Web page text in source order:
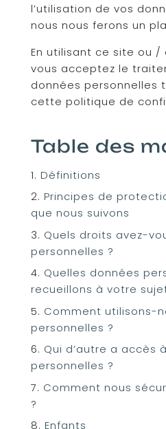
l’utilisation de vos
nous nous ferons un
En utilisant ce site ou /
vous acceptez le
données personnelles
cette politique de
Table des
Définitions
Principes de
que nous suivons
Quels droits avez-
personnelles ?
Quelles données
recueillons à votre
Comment utilisons-
personnelles ?
Qui d’autre a accès
personnelles ?
Comment nous
?
Enfants